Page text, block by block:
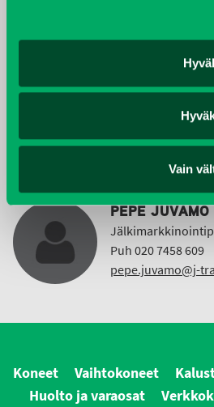
Vain
KIMMO
Taajama- ja
Vuokrakoneet
Puh 040 4814 189
PEPE JUVAMO
Puh 020 7458 609
pepe.juvamo@j-
Koneet Vaihtokoneet
Huolto ja varaosat